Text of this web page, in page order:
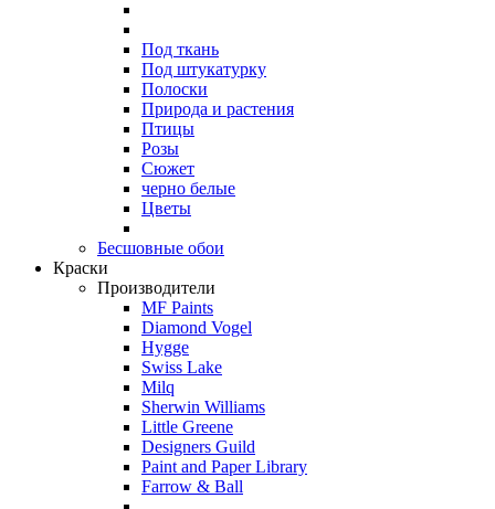
Под ткань
Под штукатурку
Полоски
Природа и растения
Птицы
Розы
Сюжет
черно белые
Цветы
Бесшовные обои
Краски
Производители
MF Paints
Diamond Vogel
Hygge
Swiss Lake
Milq
Sherwin Williams
Little Greene
Designers Guild
Paint and Paper Library
Farrow & Ball